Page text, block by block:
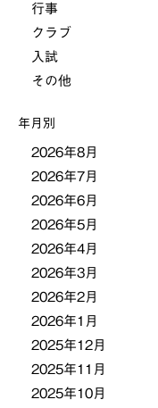
ゲ
ー
ョ
ン
行事
クラブ
入試
その他
年月別
2026年8月
2026年7月
2026年6月
2026年5月
2026年4月
2026年3月
2026年2月
2026年1月
2025年12月
2025年11月
2025年10月